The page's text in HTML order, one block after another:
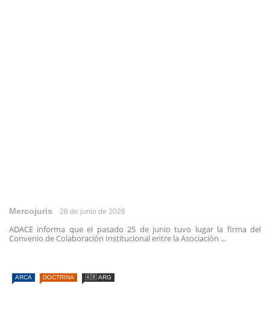
Mercojuris 28 de junio de 2026
ADACE informa que el pasado 25 de junio tuvo lugar la firma del
Convenio de Colaboración Institucional entre la Asociación ...
ARCA DOCTRINA 🇦🇷 ARG